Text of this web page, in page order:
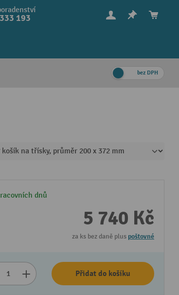
193
bez DPH
dnů
5 740 Kč
za ks bez daně plus poštovné
Přidat do košíku